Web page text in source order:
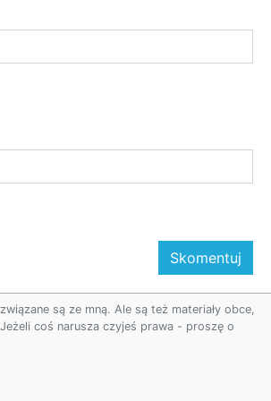
są ze mną. Ale są też materiały obce,
coś narusza czyjeś prawa - proszę o